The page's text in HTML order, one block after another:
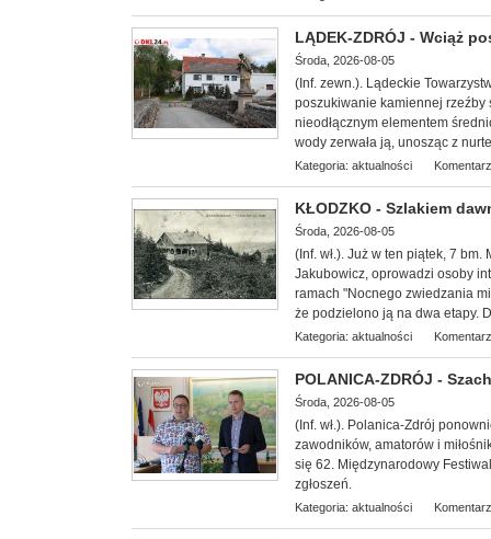
LĄDEK-ZDRÓJ - Wciąż
Środa, 2026-08-05
(Inf. zewn.). Lądeckie Towarzy
poszukiwanie kamiennej rzeźby
nieodłącznym elementem
wody zerwała ją, unosząc z
Kategoria: aktualności
KŁODZKO - Szlakiem
Środa, 2026-08-05
(Inf. wł.). Już w ten piątek, 7 bm.
Jakubowicz, oprowadzi osoby
ramach "Nocnego zwiedzania
że podzielono ją na dwa etapy.
Kategoria: aktualności
POLANICA-ZDRÓJ -
Środa, 2026-08-05
(Inf. wł.). Polanica-Zdrój
zawodników, amatorów i
się 62. Międzynarodowy
zgłoszeń.
Kategoria: aktualności